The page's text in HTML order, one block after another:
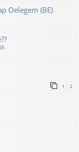
Oelegem (BE)
1 2